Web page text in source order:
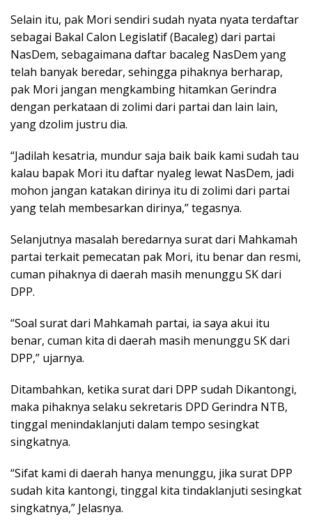
Selain itu, pak Mori sendiri sudah nyata nyata terdaftar
sebagai Bakal Calon Legislatif (Bacaleg) dari partai
NasDem, sebagaimana daftar bacaleg NasDem yang
telah banyak beredar, sehingga pihaknya berharap,
pak Mori jangan mengkambing hitamkan Gerindra
dengan perkataan di zolimi dari partai dan lain lain,
yang dzolim justru dia.
“Jadilah kesatria, mundur saja baik baik kami sudah tau
kalau bapak Mori itu daftar nyaleg lewat NasDem, jadi
mohon jangan katakan dirinya itu di zolimi dari partai
yang telah membesarkan dirinya,” tegasnya.
Selanjutnya masalah beredarnya surat dari Mahkamah
partai terkait pemecatan pak Mori, itu benar dan resmi,
cuman pihaknya di daerah masih menunggu SK dari
DPP.
“Soal surat dari Mahkamah partai, ia saya akui itu
benar, cuman kita di daerah masih menunggu SK dari
DPP,” ujarnya.
Ditambahkan, ketika surat dari DPP sudah Dikantongi,
maka pihaknya selaku sekretaris DPD Gerindra NTB,
tinggal menindaklanjuti dalam tempo sesingkat
singkatnya.
“Sifat kami di daerah hanya menunggu, jika surat DPP
sudah kita kantongi, tinggal kita tindaklanjuti sesingkat
singkatnya,” Jelasnya.